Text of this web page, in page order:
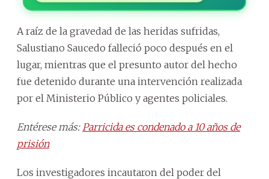
A raíz de la gravedad de las heridas sufridas,
Salustiano Saucedo falleció poco después en el
lugar, mientras que el presunto autor del hecho
fue detenido durante una intervención realizada
por el Ministerio Público y agentes policiales.
Entérese más: Parricida es condenado a 10 años de
prisión
Los investigadores incautaron del poder del